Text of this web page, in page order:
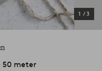
1 /3
50 meter